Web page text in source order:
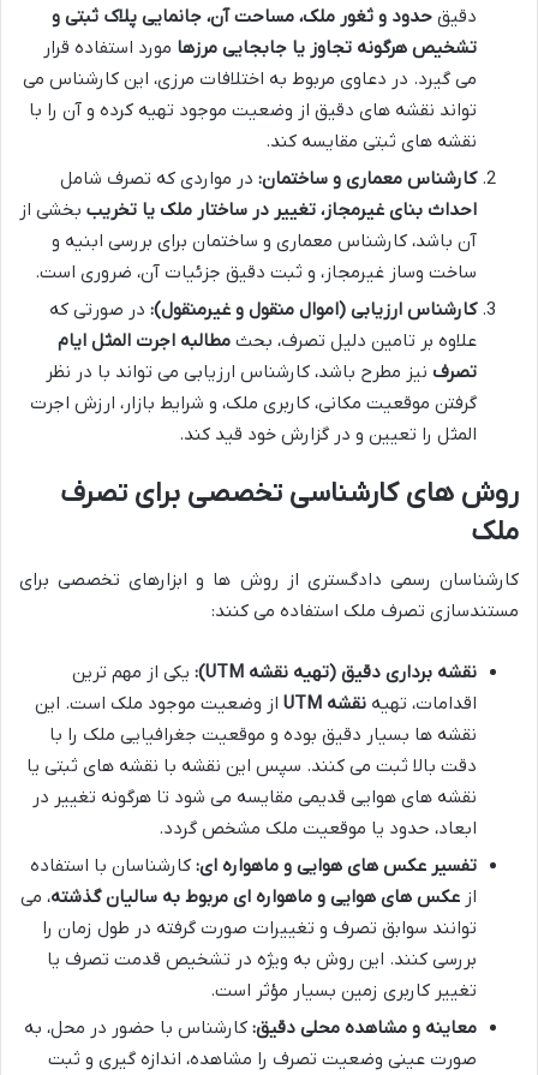
دقیق حدود و ثغور ملک، مساحت آن، جانمایی پلاک ثبتی و
تشخیص هرگونه تجاوز یا جابجایی مرزها مورد استفاده قرار
می گیرد. در دعاوی مربوط به اختلافات مرزی، این کارشناس می
تواند نقشه های دقیق از وضعیت موجود تهیه کرده و آن را با
نقشه های ثبتی مقایسه کند.
کارشناس معماری و ساختمان: در مواردی که تصرف شامل
احداث بنای غیرمجاز، تغییر در ساختار ملک یا تخریب بخشی از
آن باشد، کارشناس معماری و ساختمان برای بررسی ابنیه و
ساخت وساز غیرمجاز، و ثبت دقیق جزئیات آن، ضروری است.
کارشناس ارزیابی (اموال منقول و غیرمنقول): در صورتی که
علاوه بر تامین دلیل تصرف، بحث مطالبه اجرت المثل ایام
تصرف نیز مطرح باشد، کارشناس ارزیابی می تواند با در نظر
گرفتن موقعیت مکانی، کاربری ملک، و شرایط بازار، ارزش اجرت
المثل را تعیین و در گزارش خود قید کند.
روش های کارشناسی تخصصی برای تصرف
ملک
کارشناسان رسمی دادگستری از روش ها و ابزارهای تخصصی برای
مستندسازی تصرف ملک استفاده می کنند:
نقشه برداری دقیق (تهیه نقشه UTM):
یکی از مهم ترین
اقدامات، تهیه نقشه UTM
از وضعیت موجود ملک است. این
نقشه ها بسیار دقیق بوده و موقعیت جغرافیایی ملک را با
دقت بالا ثبت می کنند. سپس این نقشه با نقشه های ثبتی یا
نقشه های هوایی قدیمی مقایسه می شود تا هرگونه تغییر در
ابعاد، حدود یا موقعیت ملک مشخص گردد.
تفسیر عکس های هوایی و ماهواره ای: کارشناسان با استفاده
از عکس های هوایی و ماهواره ای مربوط به سالیان گذشته، می
توانند سوابق تصرف و تغییرات صورت گرفته در طول زمان را
بررسی کنند. این روش به ویژه در تشخیص قدمت تصرف یا
تغییر کاربری زمین بسیار مؤثر است.
معاینه و مشاهده محلی دقیق: کارشناس با حضور در محل، به
صورت عینی وضعیت تصرف را مشاهده، اندازه گیری و ثبت